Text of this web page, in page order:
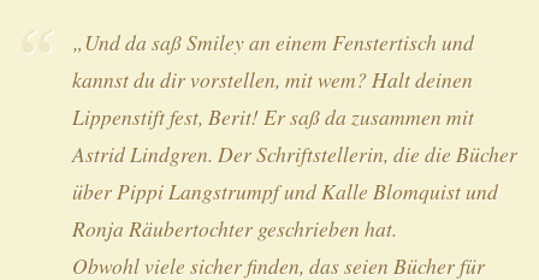
„Und da saß Smiley an einem Fenstertisch und
kannst du dir vorstellen, mit wem? Halt deinen
Lippenstift fest, Berit! Er saß da zusammen mit
Astrid Lindgren. Der Schriftstellerin, die die Bücher
über Pippi Langstrumpf und Kalle Blomquist und
Ronja Räubertochter geschrieben hat.
Obwohl viele sicher finden, das seien Bücher für